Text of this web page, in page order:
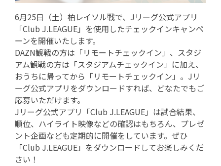
6月25日（土）柏レイソル戦で、Jリーグ公式アプリ
「Club J.LEAGUE」を使用したチェックインキャンペ
ーンを開催いたします。
DAZN観戦の方は「リモートチェックイン」、スタジ
アム観戦の方は「スタジアムチェックイン」に加え、
おうちに帰ってから「リモートチェックイン」。Jリ
ーグ公式アプリをダウンロードすれば、どなたでもご
応募いただけます。
Jリーグ公式アプリ「Club J.LEAGUE」は試合結果、
順位、ハイライト映像などの確認はもちろん、プレゼ
ント企画なども定期的に開催をしています。ぜひ
「Club J.LEAGUE」をダウンロードしてお楽しみくだ
さい！